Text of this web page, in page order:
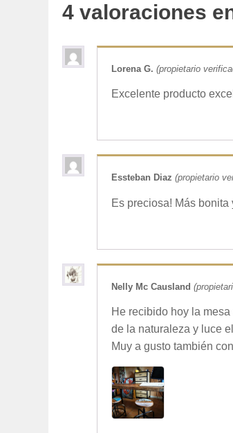
4 valoraciones
Lorena G. (propietario
Excelente producto
Essteban Diaz (propietario
Es preciosa! Más
Nelly Mc Causland
He recibido hoy la
de la naturaleza y luce
Muy a gusto también